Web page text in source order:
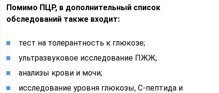
Помимо ПЦР, в дополнительный список
обследований также входит:
тест на толерантность к глюкозе;
ультразвуковое исследование ПЖЖ;
анализы крови и мочи;
исследование уровня глюкозы, С-пептида и